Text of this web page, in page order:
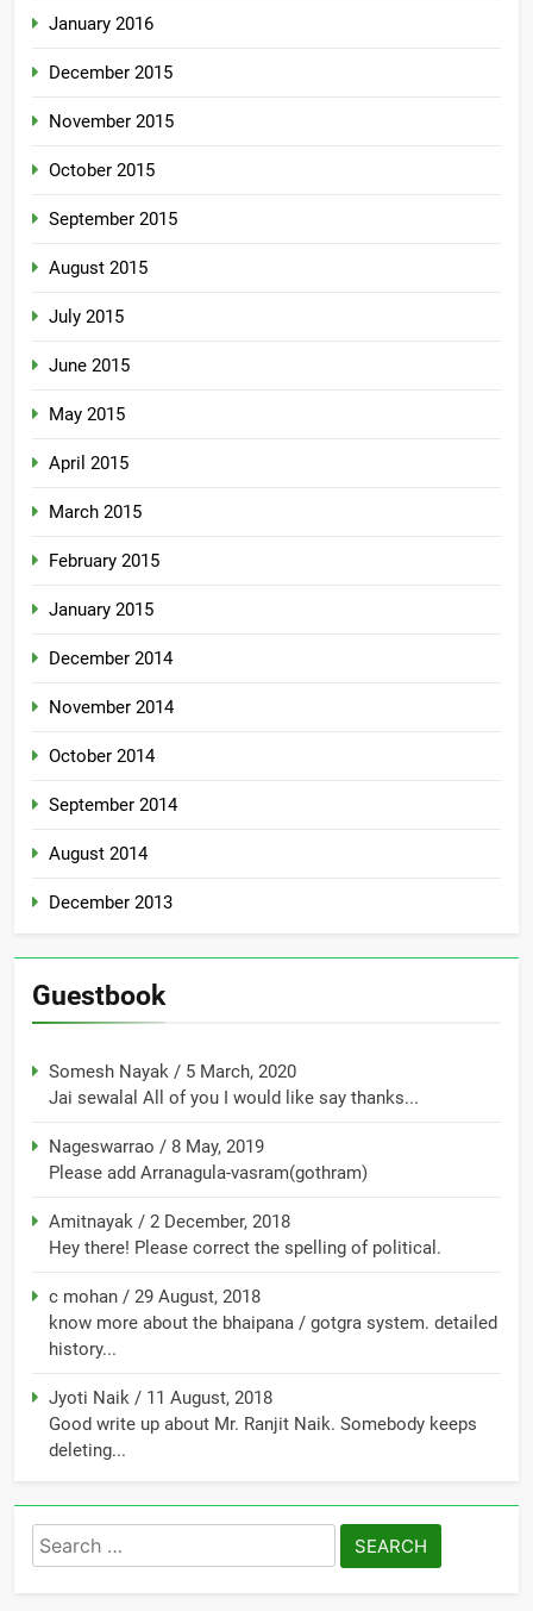
January 2016
December 2015
November 2015
October 2015
September 2015
August 2015
July 2015
June 2015
May 2015
April 2015
March 2015
February 2015
January 2015
December 2014
November 2014
October 2014
September 2014
August 2014
December 2013
Guestbook
Somesh Nayak / 5 March, 2020
Jai sewalal All of you I would like say thanks...
Nageswarrao / 8 May, 2019
Please add Arranagula-vasram(gothram)
Amitnayak / 2 December, 2018
Hey there! Please correct the spelling of political.
c mohan / 29 August, 2018
know more about the bhaipana / gotgra system. detailed
history...
Jyoti Naik / 11 August, 2018
Good write up about Mr. Ranjit Naik. Somebody keeps
deleting...
Search
for: